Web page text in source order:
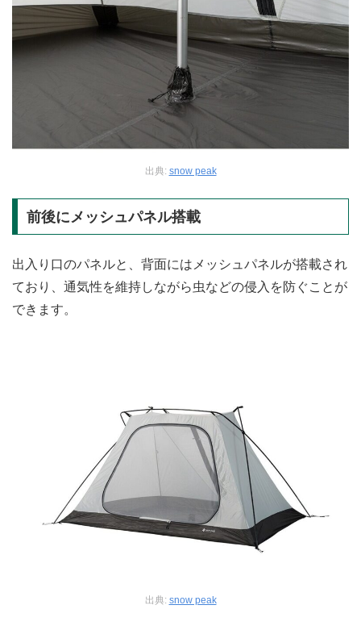
出典: snow peak
前後にメッシュパネル搭載
出入り口のパネルと、背面にはメッシュパネルが搭載され
ており、通気性を維持しながら虫などの侵入を防ぐことが
できます。
出典: snow peak